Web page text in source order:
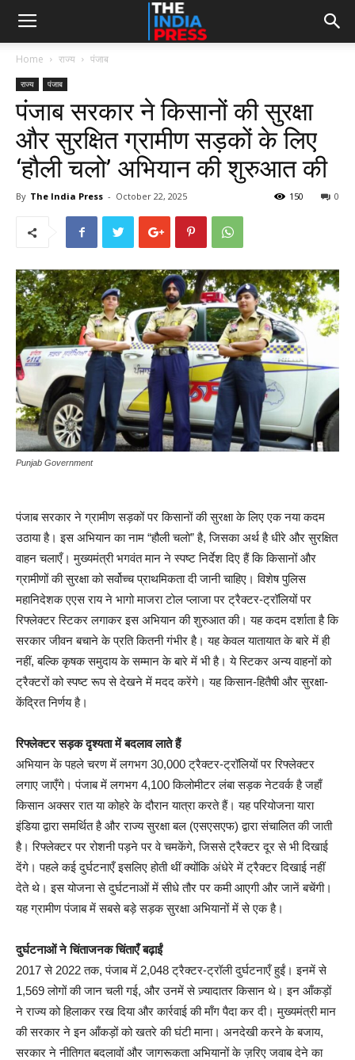
Home राज्य पंजाब
राज्य पंजाब
पंजाब सरकार ने किसानों की सुरक्षा
और सुरक्षित ग्रामीण सड़कों के लिए
‘हौली चलो’ अभियान की शुरुआत की
By The India Press - October 22, 2025 0
150
Punjab Government
पंजाब सरकार ने ग्रामीण सड़कों पर किसानों की सुरक्षा के लिए एक नया कदम
उठाया है। इस अभियान का नाम “हौली चलो” है, जिसका अर्थ है धीरे और सुरक्षित
वाहन चलाएँ। मुख्यमंत्री भगवंत मान ने स्पष्ट निर्देश दिए हैं कि किसानों और
ग्रामीणों की सुरक्षा को सर्वोच्च प्राथमिकता दी जानी चाहिए। विशेष पुलिस
महानिदेशक एएस राय ने भागो माजरा टोल प्लाजा पर ट्रैक्टर-ट्रॉलियों पर
रिफ्लेक्टर स्टिकर लगाकर इस अभियान की शुरुआत की। यह कदम दर्शाता है कि
सरकार जीवन बचाने के प्रति कितनी गंभीर है। यह केवल यातायात के बारे में ही
नहीं, बल्कि कृषक समुदाय के सम्मान के बारे में भी है। ये स्टिकर अन्य वाहनों को
ट्रैक्टरों को स्पष्ट रूप से देखने में मदद करेंगे। यह किसान-हितैषी और सुरक्षा-
केंद्रित निर्णय है।
रिफ्लेक्टर सड़क दृश्यता में बदलाव लाते हैं
अभियान के पहले चरण में लगभग 30,000 ट्रैक्टर-ट्रॉलियों पर रिफ्लेक्टर
लगाए जाएँगे। पंजाब में लगभग 4,100 किलोमीटर लंबा सड़क नेटवर्क है जहाँ
किसान अक्सर रात या कोहरे के दौरान यात्रा करते हैं। यह परियोजना यारा
इंडिया द्वारा समर्थित है और राज्य सुरक्षा बल (एसएसएफ) द्वारा संचालित की जाती
है। रिफ्लेक्टर पर रोशनी पड़ने पर वे चमकेंगे, जिससे ट्रैक्टर दूर से भी दिखाई
देंगे। पहले कई दुर्घटनाएँ इसलिए होती थीं क्योंकि अंधेरे में ट्रैक्टर दिखाई नहीं
देते थे। इस योजना से दुर्घटनाओं में सीधे तौर पर कमी आएगी और जानें बचेंगी।
यह ग्रामीण पंजाब में सबसे बड़े सड़क सुरक्षा अभियानों में से एक है।
दुर्घटनाओं ने चिंताजनक चिंताएँ बढ़ाईं
2017 से 2022 तक, पंजाब में 2,048 ट्रैक्टर-ट्रॉली दुर्घटनाएँ हुईं। इनमें से
1,569 लोगों की जान चली गई, और उनमें से ज़्यादातर किसान थे। इन आँकड़ों
ने राज्य को हिलाकर रख दिया और कार्रवाई की माँग पैदा कर दी। मुख्यमंत्री मान
की सरकार ने इन आँकड़ों को खतरे की घंटी माना। अनदेखी करने के बजाय,
सरकार ने नीतिगत बदलावों और जागरूकता अभियानों के ज़रिए जवाब देने का